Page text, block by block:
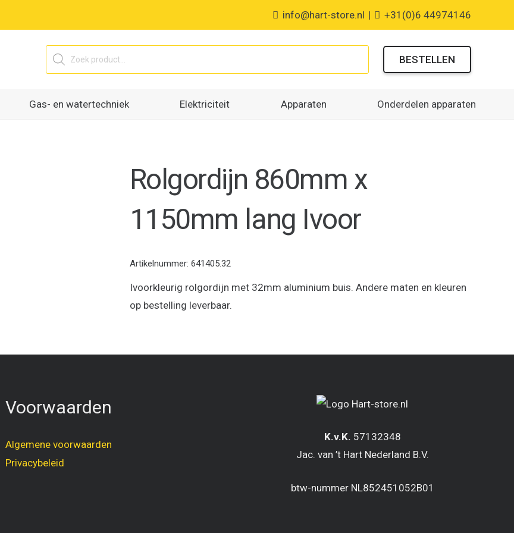
info@hart-store.nl | +31(0)6 44974146
Producten
zoeken
BESTELLEN
Gas- en watertechniek Elektriciteit Apparaten Onderdelen apparaten
Rolgordijn 860mm x
1150mm lang Ivoor
Artikelnummer: 641405.32
Ivoorkleurig rolgordijn met 32mm aluminium buis. Andere maten en kleuren
op bestelling leverbaar.
Voorwaarden
Algemene voorwaarden
Privacybeleid
K.v.K. 57132348
Jac. van ’t Hart Nederland B.V.
btw-nummer NL852451052B01